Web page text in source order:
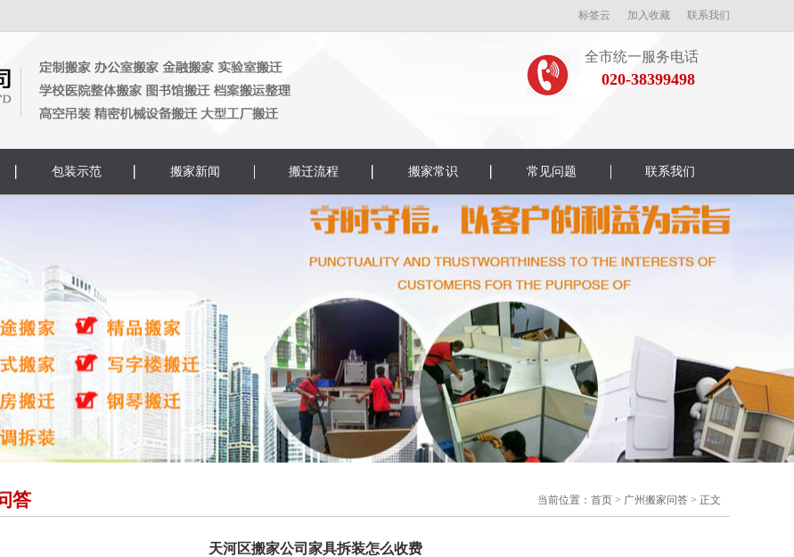
标签云 加入收藏 联系我们
全市统一服务电话
020-38399498
包装示范 搬家新闻 搬迁流程 搬家常识 常见问题 联系我们
答 当前位置： 首页 > 广州搬家问答 > 正文
天河区搬家公司家具拆装怎么收费